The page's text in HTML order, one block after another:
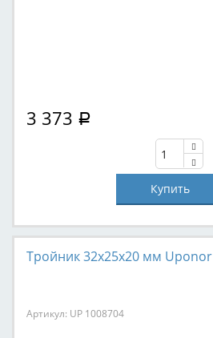
3 373 Р
Тройник 32x25x20 мм Uponor
Артикул: UP 1008704